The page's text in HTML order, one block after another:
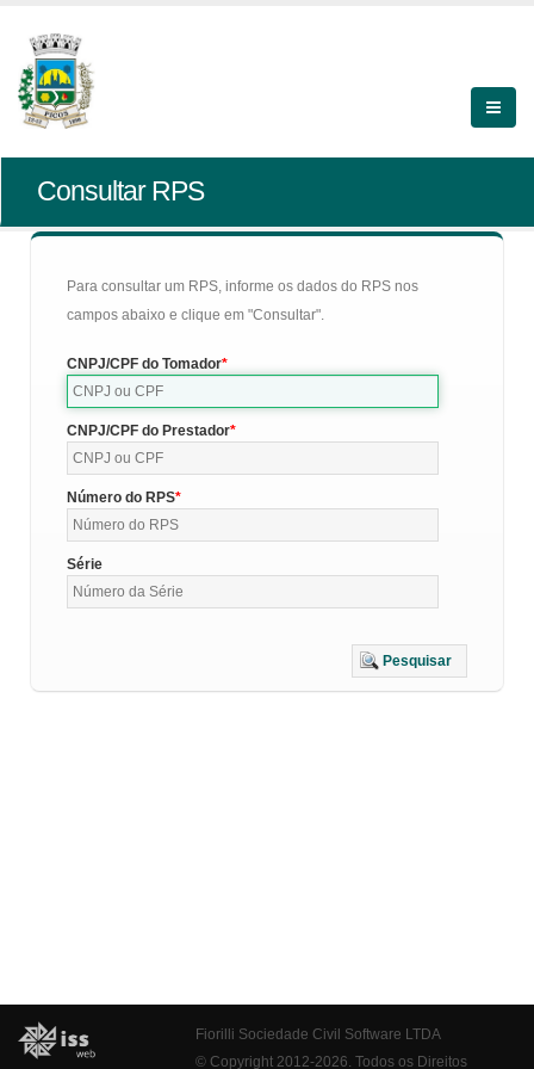
Consultar RPS
Para consultar um RPS, informe os dados do RPS nos
campos abaixo e clique em "Consultar".
CNPJ/CPF do Tomador
CNPJ/CPF do Prestador
Número do RPS
Série
Pesquisar
Fiorilli Sociedade Civil Software LTDA
© Copyright 2012-2026. Todos os Direitos